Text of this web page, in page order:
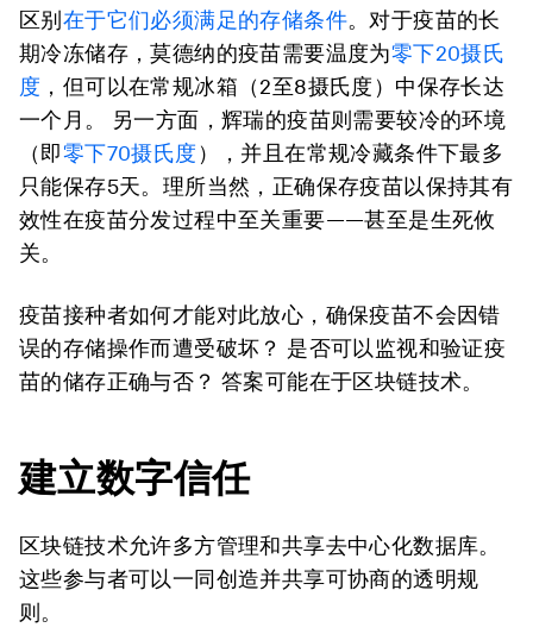
区别 在于它们必须满足的存储条件。对于疫苗的长
期冷冻储存，莫德纳的疫苗需要温度为零下20摄氏
度 ，但可以在常规冰箱（2至8摄氏度）中保存长达
一个月。 另一方面，辉瑞的疫苗则需要较冷的环境
（即零下70摄氏度 ），并且在常规冷藏条件下最多
只能保存5天。理所当然，正确保存疫苗以保持其有
效性在疫苗分发过程中至关重要——甚至是生死攸
关。
疫苗接种者如何才能对此放心，确保疫苗不会因错
误的存储操作而遭受破坏？ 是否可以监视和验证疫
苗的储存正确与否？ 答案可能在于区块链技术。
建立数字信任
区块链技术允许多方管理和共享去中心化数据库。
这些参与者可以一同创造并共享可协商的透明规
则。